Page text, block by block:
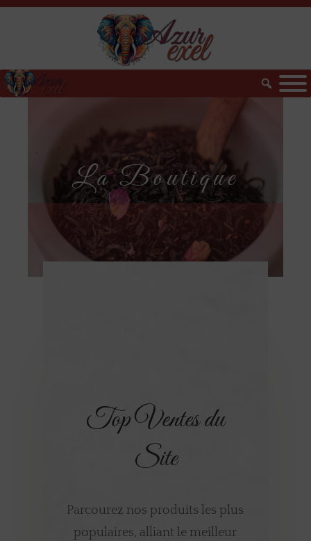
La Boutique
Top Ventes du
Site
Parcourez nos produits les plus
populaires, alliant le meilleur